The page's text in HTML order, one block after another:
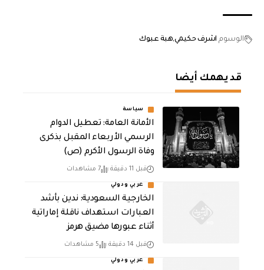
الوسوم اشرف حكيميهبة عبوك
قد يهمك أيضا
سياسة
الأمانة العامة: تعطيل الدوام
الرسمي الأربعاء المقبل بذكرى
وفاة الرسول الأكرم (ص)
قبل 11 دقيقة 7 مشاهدات
عربي ودولي
‏الخارجية السعودية: ندين بأشد
العبارات استهداف ناقلة إماراتية
أثناء عبورها مضيق هرمز
قبل 14 دقيقة 5 مشاهدات
عربي ودولي